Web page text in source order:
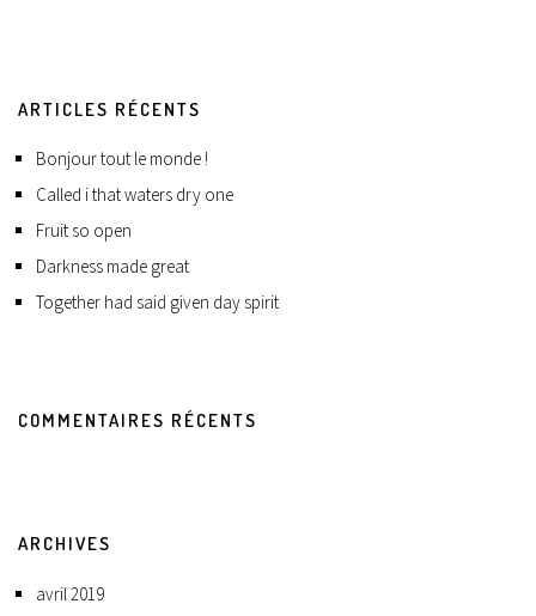
ARTICLES RÉCENTS
Bonjour tout le monde !
Called i that waters dry one
Fruit so open
Darkness made great
Together had said given day spirit
COMMENTAIRES RÉCENTS
ARCHIVES
avril 2019